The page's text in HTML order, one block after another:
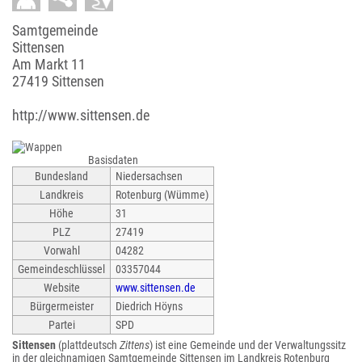
Samtgemeinde
Sittensen
Am Markt 11
27419 Sittensen
http://www.sittensen.de
Basisdaten
Bundesland
Niedersachsen
Landkreis
Rotenburg (Wümme)
Höhe
31
PLZ
27419
Vorwahl
04282
Gemeindeschlüssel
03357044
Website
www.sittensen.de
Bürgermeister
Diedrich Höyns
Partei
SPD
Sittensen (plattdeutsch Zittens) ist eine Gemeinde und der Verwaltungssitz
in der gleichnamigen Samtgemeinde Sittensen im Landkreis Rotenburg